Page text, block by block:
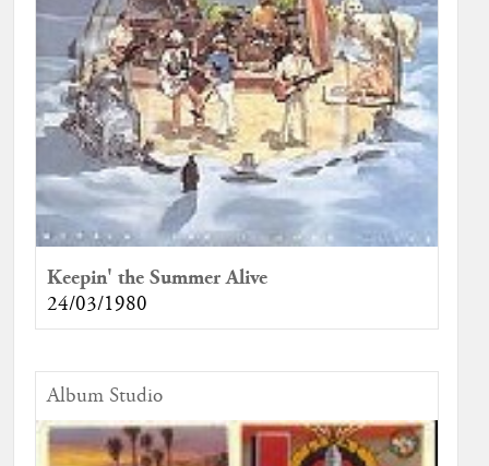
Keepin' the Summer Alive
24/03/1980
Album Studio